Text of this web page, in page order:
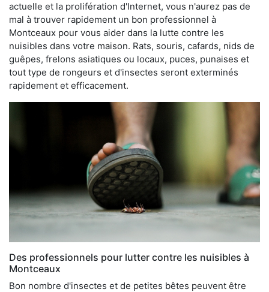
actuelle et la prolifération d'Internet, vous n'aurez pas de
mal à trouver rapidement un bon professionnel à
Montceaux pour vous aider dans la lutte contre les
nuisibles dans votre maison. Rats, souris, cafards, nids de
guêpes, frelons asiatiques ou locaux, puces, punaises et
tout type de rongeurs et d'insectes seront exterminés
rapidement et efficacement.
Des professionnels pour lutter contre les nuisibles à
Montceaux
Bon nombre d'insectes et de petites bêtes peuvent être